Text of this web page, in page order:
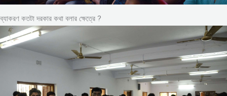
ব্যাকরণ কতটা দরকার কথা বলার ক্ষেত্রে ?